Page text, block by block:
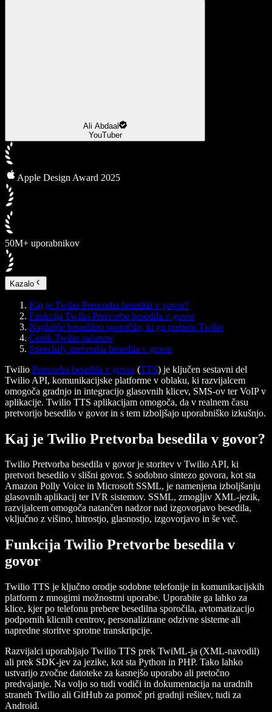
Ali Abdaal
YouTuber
Apple Design Award 2025
50M+ uporabnikov
Kazalo
Kaj je Twilio Pretvorba besedila v govor?
Funkcija Twilio Pretvorbe besedila v govor
Najdaljše besedilno sporočilo, ki ga prebere Twilio
Cenik Twilio računov
Speechify pretvorba besedila v govor
Twilio Pretvorba besedila v govor(TTS) je ključen sestavni del
Twilio API, komunikacijske platforme v oblaku, ki razvijalcem
omogoča gradnjo in integracijo glasovnih klicev, SMS-ov ter VoIP v
aplikacije. Twilio TTS aplikacijam omogoča, da v realnem času
pretvorijo besedilo v govor in s tem izboljšajo uporabniško izkušnjo.
Kaj je Twilio Pretvorba besedila v govor?
Twilio Pretvorba besedila v govor je storitev v Twilio API, ki
pretvori besedilo v slišni govor. S sodobno sintezo govora, kot sta
Amazon Polly Voice in Microsoft SSML, je namenjena izboljšanju
glasovnih aplikacij ter IVR sistemov. SSML, zmogljiv XML-jezik,
razvijalcem omogoča natančen nadzor nad izgovorjavo besedila,
vključno z višino, hitrostjo, glasnostjo, izgovorjavo in še več.
Funkcija Twilio Pretvorbe besedila v
govor
Twilio TTS je ključno orodje sodobne telefonije in komunikacijskih
platform z mnogimi možnostmi uporabe. Uporabite ga lahko za
klice, kjer po telefonu prebere besedilna sporočila, avtomatizacijo
podpornih klicnih centrov, personalizirane odzivne sisteme ali
napredne storitve sprotne transkripcije.
Razvijalci uporabljajo Twilio TTS prek TwiML-ja (XML-navodil)
ali prek SDK-jev za jezike, kot sta Python in PHP. Tako lahko
ustvarijo zvočne datoteke za kasnejšo uporabo ali pretočno
predvajanje. Na voljo so tudi vodiči in dokumentacija na uradnih
straneh Twilio ali GitHub za pomoč pri gradnji rešitev, tudi za
Android.